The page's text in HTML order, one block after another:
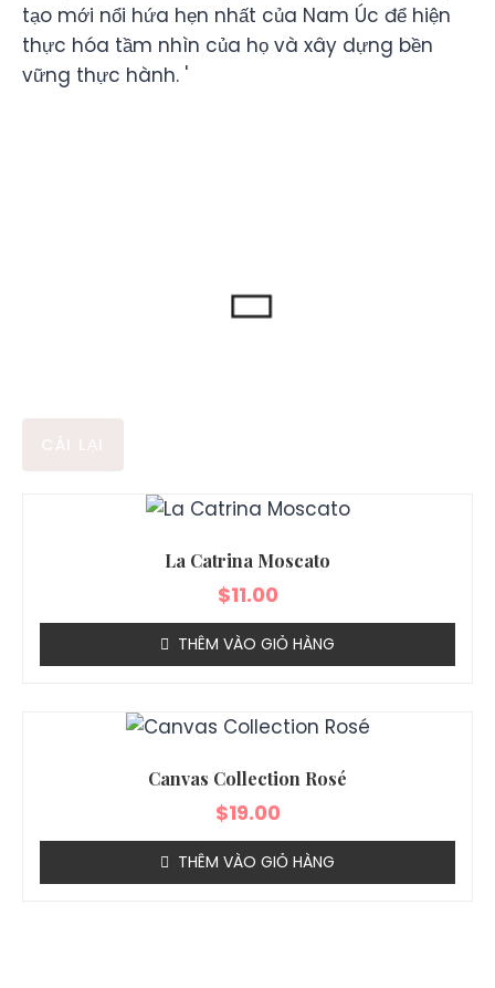
tạo mới nổi hứa hẹn nhất của Nam Úc để hiện
thực hóa tầm nhìn của họ và xây dựng bền
vững thực hành. '
La Catrina Moscato
$11.00
THÊM VÀO GIỎ HÀNG
Canvas Collection Rosé
$19.00
THÊM VÀO GIỎ HÀNG